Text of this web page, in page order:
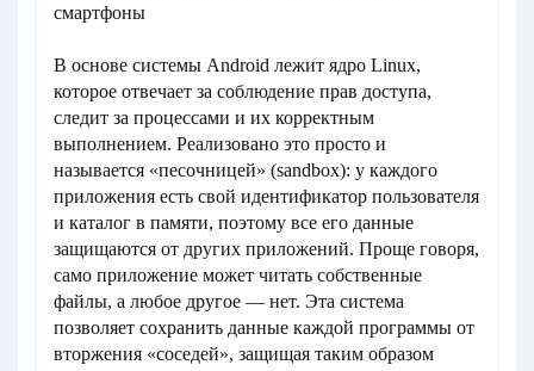
смартфоны
В основе системы Android лежит ядро Linux,
которое отвечает за соблюдение прав доступа,
следит за процессами и их корректным
выполнением. Реализовано это просто и
называется «песочницей» (sandbox): у каждого
приложения есть свой идентификатор пользователя
и каталог в памяти, поэтому все его данные
защищаются от других приложений. Проще говоря,
само приложение может читать собственные
файлы, а любое другое — нет. Эта система
позволяет сохранить данные каждой программы от
вторжения «соседей», защищая таким образом